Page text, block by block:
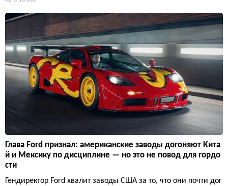
Глава Ford признал: американские заводы догоняют Кита
й и Мексику по дисциплине — но это не повод для гордо
сти
Гендиректор Ford хвалит заводы США за то, что они почти дог